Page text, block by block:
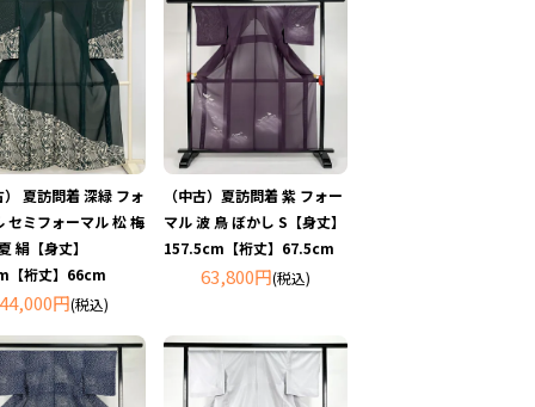
） 夏訪問着 深緑 フォ
セミフォーマル 松 梅
絹【身丈】
【裄丈】66cm
44,000円(税込)
（中古）夏訪問着 紫 フォー
マル 波 鳥 ぼかし S【身丈】
157.5cm【裄丈】67.5cm
63,800円(税込)